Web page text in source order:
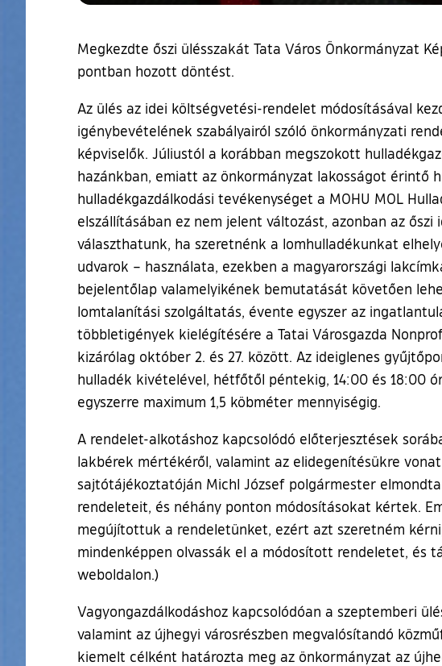
Megkezdte őszi ülésszakát Tata Város Önkormányzat
pontban hozott döntést.
Az ülés az idei költségvetési-rendelet módosításával
igénybevételének szabályairól szóló önkormányzati
képviselők. Júliustól a korábban megszokott
hazánkban, emiatt az önkormányzat lakosságot érintő
hulladékgazdálkodási tevékenységet a MOHU MOL
elszállításában ez nem jelent változást, azonban az
választhatunk, ha szeretnénk a lomhulladékunkat
udvarok – használata, ezekben a magyarországi
bejelentőlap valamelyikének bemutatását követően
lomtalanítási szolgáltatás, évente egyszer az
többletigények kielégítésére a Tatai Városgazda
kizárólag október 2. és 27. között. Az ideiglenes
hulladék kivételével, hétfőtől péntekig, 14:00 és 18:00
egyszerre maximum 1,5 köbméter mennyiségig.
A rendelet-alkotáshoz kapcsolódó előterjesztések
lakbérek mértékéről, valamint az elidegenítésükre
sajtótájékoztatóján Michl József polgármester
rendeleteit, és néhány ponton módosításokat kértek.
megújítottuk a rendeletünket, ezért azt szeretném
mindenképpen olvassák el a módosított rendeletet, és
weboldalon.)
Vagyongazdálkodáshoz kapcsolódóan a szeptemberi
valamint az újhegyi városrészben megvalósítandó
kiemelt célként határozta meg az önkormányzat az